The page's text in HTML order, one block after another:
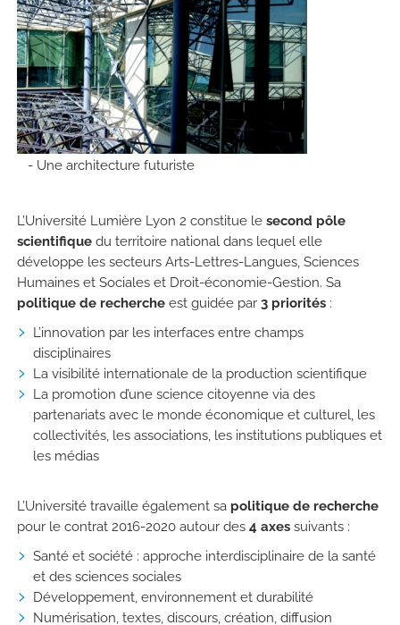
- Une architecture futuriste
L’Université Lumière Lyon 2 constitue le second pôle
scientifiquedu territoire national dans lequel elle
développe les secteurs Arts-Lettres-Langues, Sciences
Humaines et Sociales et Droit-économie-Gestion. Sa
politique de rechercheest guidée par 3 priorités:
L’innovation par les interfaces entre champs
disciplinaires
La visibilité internationale de la production scientifique
La promotion d’une science citoyenne via des
partenariats avec le monde économique et culturel, les
collectivités, les associations, les institutions publiques et
les médias
L’Université travaille également sa politique de recherche
pour le contrat 2016-2020 autour des 4 axessuivants :
Santé et société : approche interdisciplinaire de la santé
et des sciences sociales
Développement, environnement et durabilité
Numérisation, textes, discours, création, diffusion